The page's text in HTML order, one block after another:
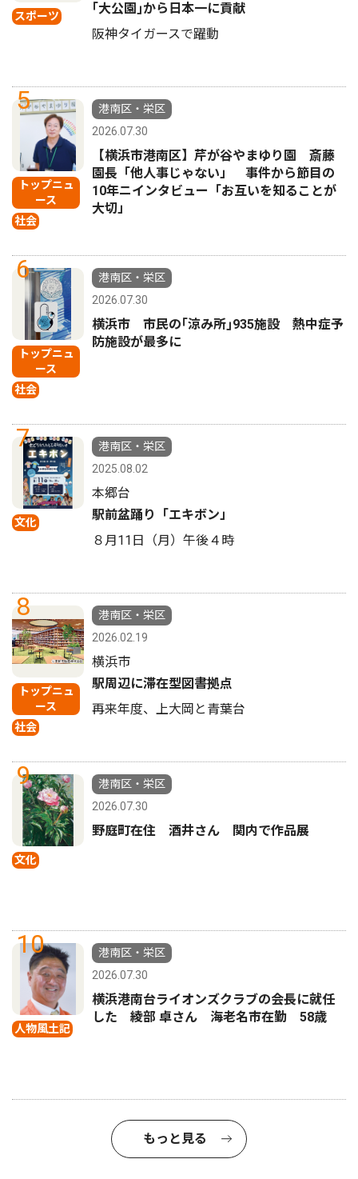
スポーツ
｢大公園｣から日本一に貢献
阪神タイガースで躍動
5
トップニュ
ース
社会
港南区・栄区
2026.07.30
【横浜市港南区】芹が谷やまゆり園 斎藤
園長「他人事じゃない」 事件から節目の
10年ニインタビュー「お互いを知ることが
大切」
6
トップニュ
ース
社会
港南区・栄区
2026.07.30
横浜市 市民の｢涼み所｣935施設 熱中症予
防施設が最多に
7
文化
港南区・栄区
2025.08.02
本郷台
駅前盆踊り「エキボン」
８月11日（月）午後４時
8
トップニュ
ース
社会
港南区・栄区
2026.02.19
横浜市
駅周辺に滞在型図書拠点
再来年度、上大岡と青葉台
9
文化
港南区・栄区
2026.07.30
野庭町在住 酒井さん 関内で作品展
10
人物風土記
港南区・栄区
2026.07.30
横浜港南台ライオンズクラブの会長に就任
した 綾部 卓さん 海老名市在勤 58歳
もっと見る